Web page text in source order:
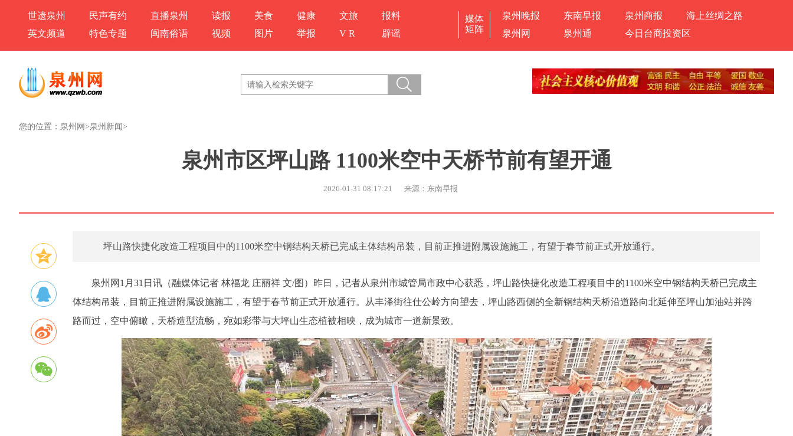
世遗泉州 民声有约 直播泉州 读报 美食 健康 文旅
报料
英文频道
特色专题 闽南俗语 视频 图片 举报 V R 辟谣
媒体
矩阵
泉州晚报 东南早报 泉州商报
海上丝绸之路
泉州网
泉州通 今日台商投资区
您的位置： 泉州网 >泉州新闻>
泉州市区坪山路 1100米空中天桥节前有望开通
2026-01-31 08:17:21 来源：东南早报
坪山路快捷化改造工程项目中的1100米空中钢结构天桥已完成主体结构吊装，目前正推进附属设施施工，有望于春节前正式开放通行。
泉州网1月31日讯（融媒体记者 林福龙 庄丽祥 文/图）昨日，记者从泉州市城管局市政中心获悉，坪山路快捷化改造工程项目中的1100米空中钢结构天桥已完成主
体结构吊装，目前正推进附属设施施工，有望于春节前正式开放通行。从丰泽街往仕公岭方向望去，坪山路西侧的全新钢结构天桥沿道路向北延伸至坪山加油站并跨
路而过，空中俯瞰，天桥造型流畅，宛如彩带与大坪山生态植被相映，成为城市一道新景致。